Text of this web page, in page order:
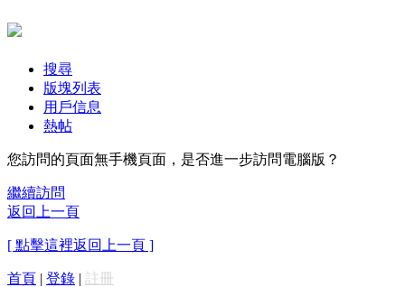
搜尋
版塊列表
用戶信息
熱帖
您訪問的頁面無手機頁面，是否進一步訪問電腦版？
繼續訪問
返回上一頁
[ 點擊這裡返回上一頁 ]
首頁 | 登錄 | 註冊